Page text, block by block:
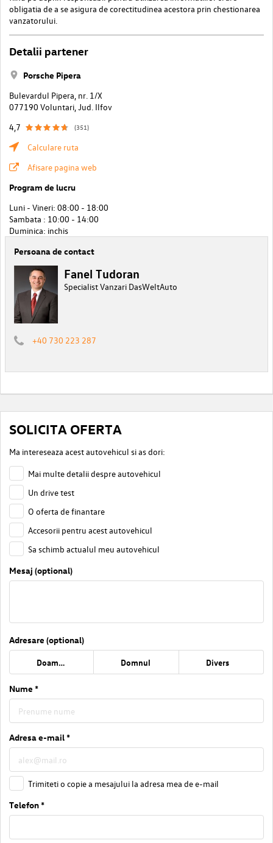
obligatia de a se asigura de corectitudinea acestora prin chestionarea
vanzatorului.
Detalii partener
Porsche Pipera
Bulevardul Pipera, nr. 1/X
077190 Voluntari, Jud. Ilfov
4,7
(351)
Calculare ruta
Afisare pagina web
Program de lucru
Luni - Vineri: 08:00 - 18:00
Sambata : 10:00 - 14:00
Duminica: inchis
Persoana de contact
Fanel Tudoran
Specialist Vanzari DasWeltAuto
+40 730 223 287
SOLICITA OFERTA
Ma intereseaza acest autovehicul si as dori:
Mai multe detalii despre autovehicul
Un drive test
O oferta de finantare
Accesorii pentru acest autovehicul
Sa schimb actualul meu autovehicul
Mesaj (optional)
Adresare (optional)
Doamna Domnul Divers
Nume *
Adresa e-mail *
Trimiteti o copie a mesajului la adresa mea de e-mail
Telefon *